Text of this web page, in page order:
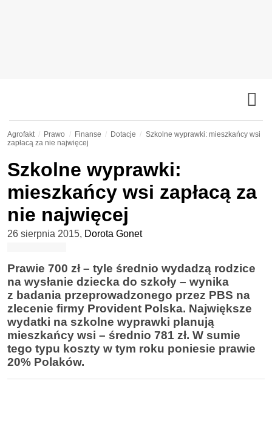
Agrofakt Prawo Finanse Dotacje
Szkolne wyprawki: mieszkańcy wsi
zapłacą za nie najwięcej
Szkolne wyprawki:
mieszkańcy wsi zapłacą za
nie najwięcej
26 sierpnia 2015, Dorota Gonet
Prawie 700 zł – tyle średnio wydadzą rodzice
na wysłanie dziecka do szkoły – wynika
z badania przeprowadzonego przez PBS na
zlecenie firmy Provident Polska. Największe
wydatki na szkolne wyprawki planują
mieszkańcy wsi – średnio 781 zł. W sumie
tego typu koszty w tym roku poniesie prawie
20% Polaków.